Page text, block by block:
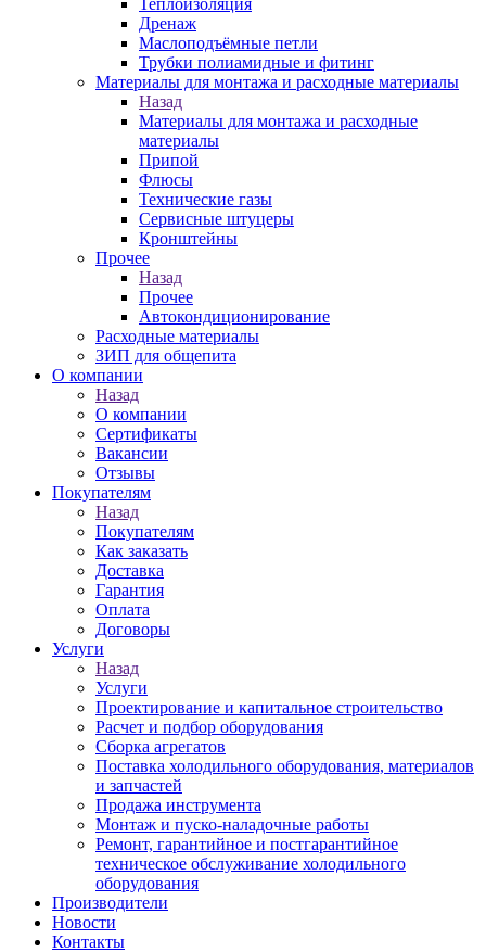
Теплоизоляция
Дренаж
Маслоподъёмные петли
Трубки полиамидные и фитинг
Материалы для монтажа и расходные материалы
Назад
Материалы для монтажа и расходные
материалы
Припой
Флюсы
Технические газы
Сервисные штуцеры
Кронштейны
Прочее
Назад
Прочее
Автокондиционирование
Расходные материалы
ЗИП для общепита
О компании
Назад
О компании
Сертификаты
Вакансии
Отзывы
Покупателям
Назад
Покупателям
Как заказать
Доставка
Гарантия
Оплата
Договоры
Услуги
Назад
Услуги
Проектирование и капитальное строительство
Расчет и подбор оборудования
Сборка агрегатов
Поставка холодильного оборудования, материалов
и запчастей
Продажа инструмента
Монтаж и пуско-наладочные работы
Ремонт, гарантийное и постгарантийное
техническое обслуживание холодильного
оборудования
Производители
Новости
Контакты